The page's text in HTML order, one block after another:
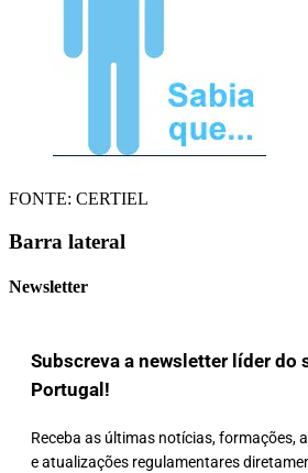
FONTE: CERTIEL
Barra lateral
Newsletter
Subscreva a newsletter líder do
Portugal!
Receba as últimas notícias, formações,
e atualizações regulamentares